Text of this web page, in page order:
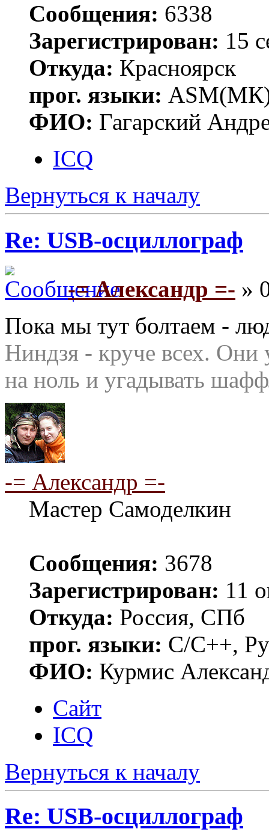
Сообщения: 6338
Зарегистрирован: 15
Откуда: Красноярск
прог. языки:
ФИО: Гагарский
ICQ
Вернуться к началу
Re: USB-осциллограф
-= Александр =- »
Пока мы тут болтаем -
Ниндзя - круче всех. Они
на ноль и угадывать
-= Александр =-
Мастер Самоделкин
Сообщения: 3678
Зарегистрирован: 11
Откуда: Россия, СПб
прог. языки: C/C++,
ФИО: Курмис
Сайт
ICQ
Вернуться к началу
Re: USB-осциллограф